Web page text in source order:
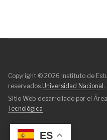
ES
Copyright © 2026 Instituto de
reservados.Universidad Nacional.
Sitio Web desarrollado por el Área
Tecnológica